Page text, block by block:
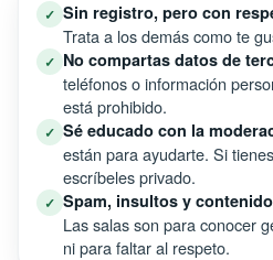
✓ Sin registro, pero con
Trata a los demás como te
✓ No compartas datos de
teléfonos o información
está prohibido.
✓ Sé educado con la
están para ayudarte. Si
escríbeles privado.
✓ Spam, insultos y
Las salas son para conocer
ni para faltar al respeto.